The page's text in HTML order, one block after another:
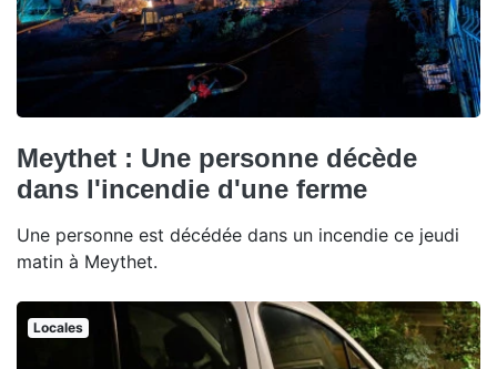
Meythet : Une personne décède
dans l'incendie d'une ferme
Une personne est décédée dans un incendie ce jeudi
matin à Meythet.
Locales